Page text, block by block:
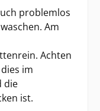
problemlos
Am
Achten
im
die
ist.